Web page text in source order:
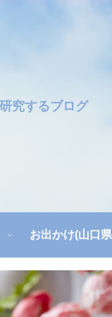
究するブログ
お出かけ(山口